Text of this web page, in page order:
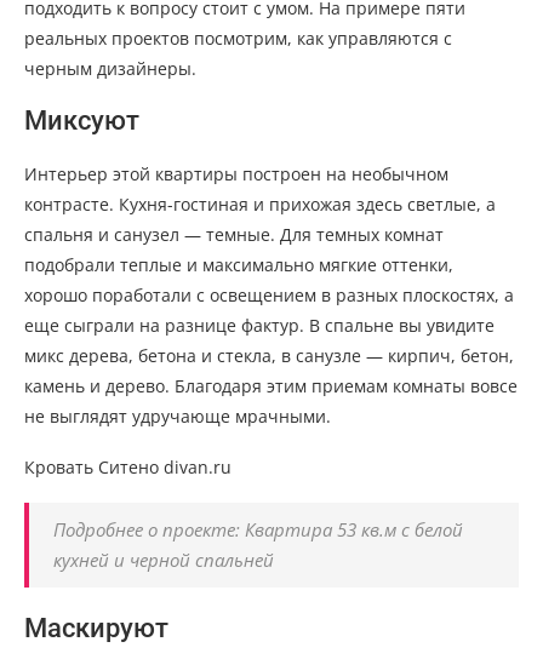
подходить к вопросу стоит с умом. На примере пяти
реальных проектов посмотрим, как управляются с
черным дизайнеры.
Миксуют
Интерьер этой квартиры построен на необычном
контрасте. Кухня-гостиная и прихожая здесь светлые, а
спальня и санузел — темные. Для темных комнат
подобрали теплые и максимально мягкие оттенки,
хорошо поработали с освещением в разных плоскостях, а
еще сыграли на разнице фактур. В спальне вы увидите
микс дерева, бетона и стекла, в санузле — кирпич, бетон,
камень и дерево. Благодаря этим приемам комнаты вовсе
не выглядят удручающе мрачными.
Кровать Ситено divan.ru
Подробнее о проекте: Квартира 53 кв.м с белой
кухней и черной спальней
Маскируют